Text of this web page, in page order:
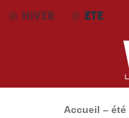
AllerHIVER ETE
Accueil – été